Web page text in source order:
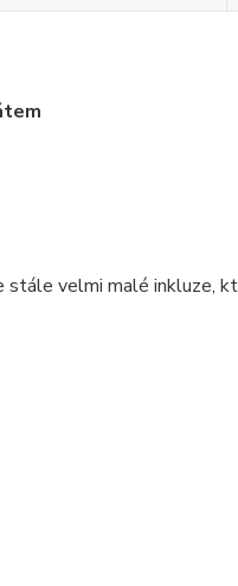
stále velmi malé inkluze,